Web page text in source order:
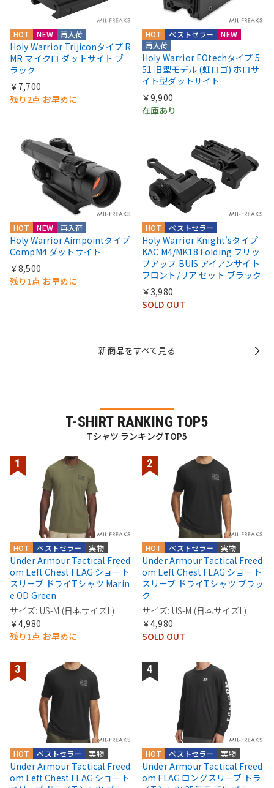
HOT NEW 再入荷
Holy Warrior Trijiconタイプ R
MR マイクロ ダットサイト ブ
ラック
￥7,700
残り2点 お早めに
HOT
NEW
再入荷
ベストセラー
Holy Warrior EOtechタイプ 5
51 旧型モデル (虹ロゴ) ホロサ
イト型ダットサイト
￥9,900
在庫あり
HOT NEW 再入荷
Holy Warrior Aimpointタイプ
CompM4 ダットサイト
￥8,500
残り1点 お早めに
HOT ベストセラー
Holy Warrior Knight'sタイプ
KAC M4/MK18 Folding フリッ
プアップ BUIS アイアンサイト
フロント/リア セット ブラック
￥3,980
SOLD OUT
新商品をすべて見る
T-SHIRT RANKING TOP5
Tシャツ ランキングTOP5
実物
ベストセラー
HOT
Under Armour Tactical Freed
om Left Chest FLAG ショート
スリーブ ドライTシャツ Marin
e OD Green
サイズ: US-M (日本サイズL)
￥4,980
残り1点 お早めに
実物
ベストセラー
HOT
Under Armour Tactical Freed
om Left Chest FLAG ショート
スリーブ ドライTシャツ ブラッ
ク
サイズ: US-M (日本サイズL)
￥4,980
SOLD OUT
実物
ベストセラー
HOT
Under Armour Tactical Freed
om Left Chest FLAG ショート
実物
ベストセラー
HOT
Under Armour Tactical Freed
om FLAG ロングスリーブ ドラ